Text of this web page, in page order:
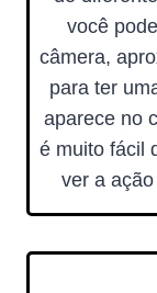
você
câmera,
para ter
aparece no
é muito fácil
ver a